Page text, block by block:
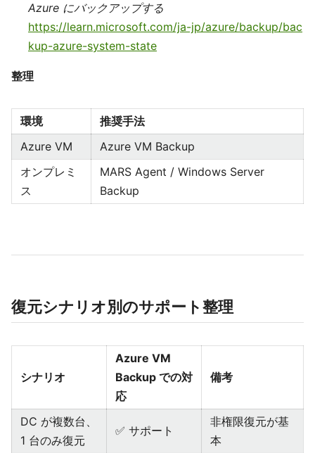
Azure にバックアップする
https://learn.microsoft.com/ja-jp/azure/backup/bac
kup-azure-system-state
整理
環境
推奨手法
Azure VM
Azure VM Backup
オンプレミ
ス
MARS Agent / Windows Server
Backup
復元シナリオ別のサポート整理
シナリオ
Azure VM
Backup での対
応
備考
DC が複数台、
1 台のみ復元
✅ サポート
非権限復元が基
本